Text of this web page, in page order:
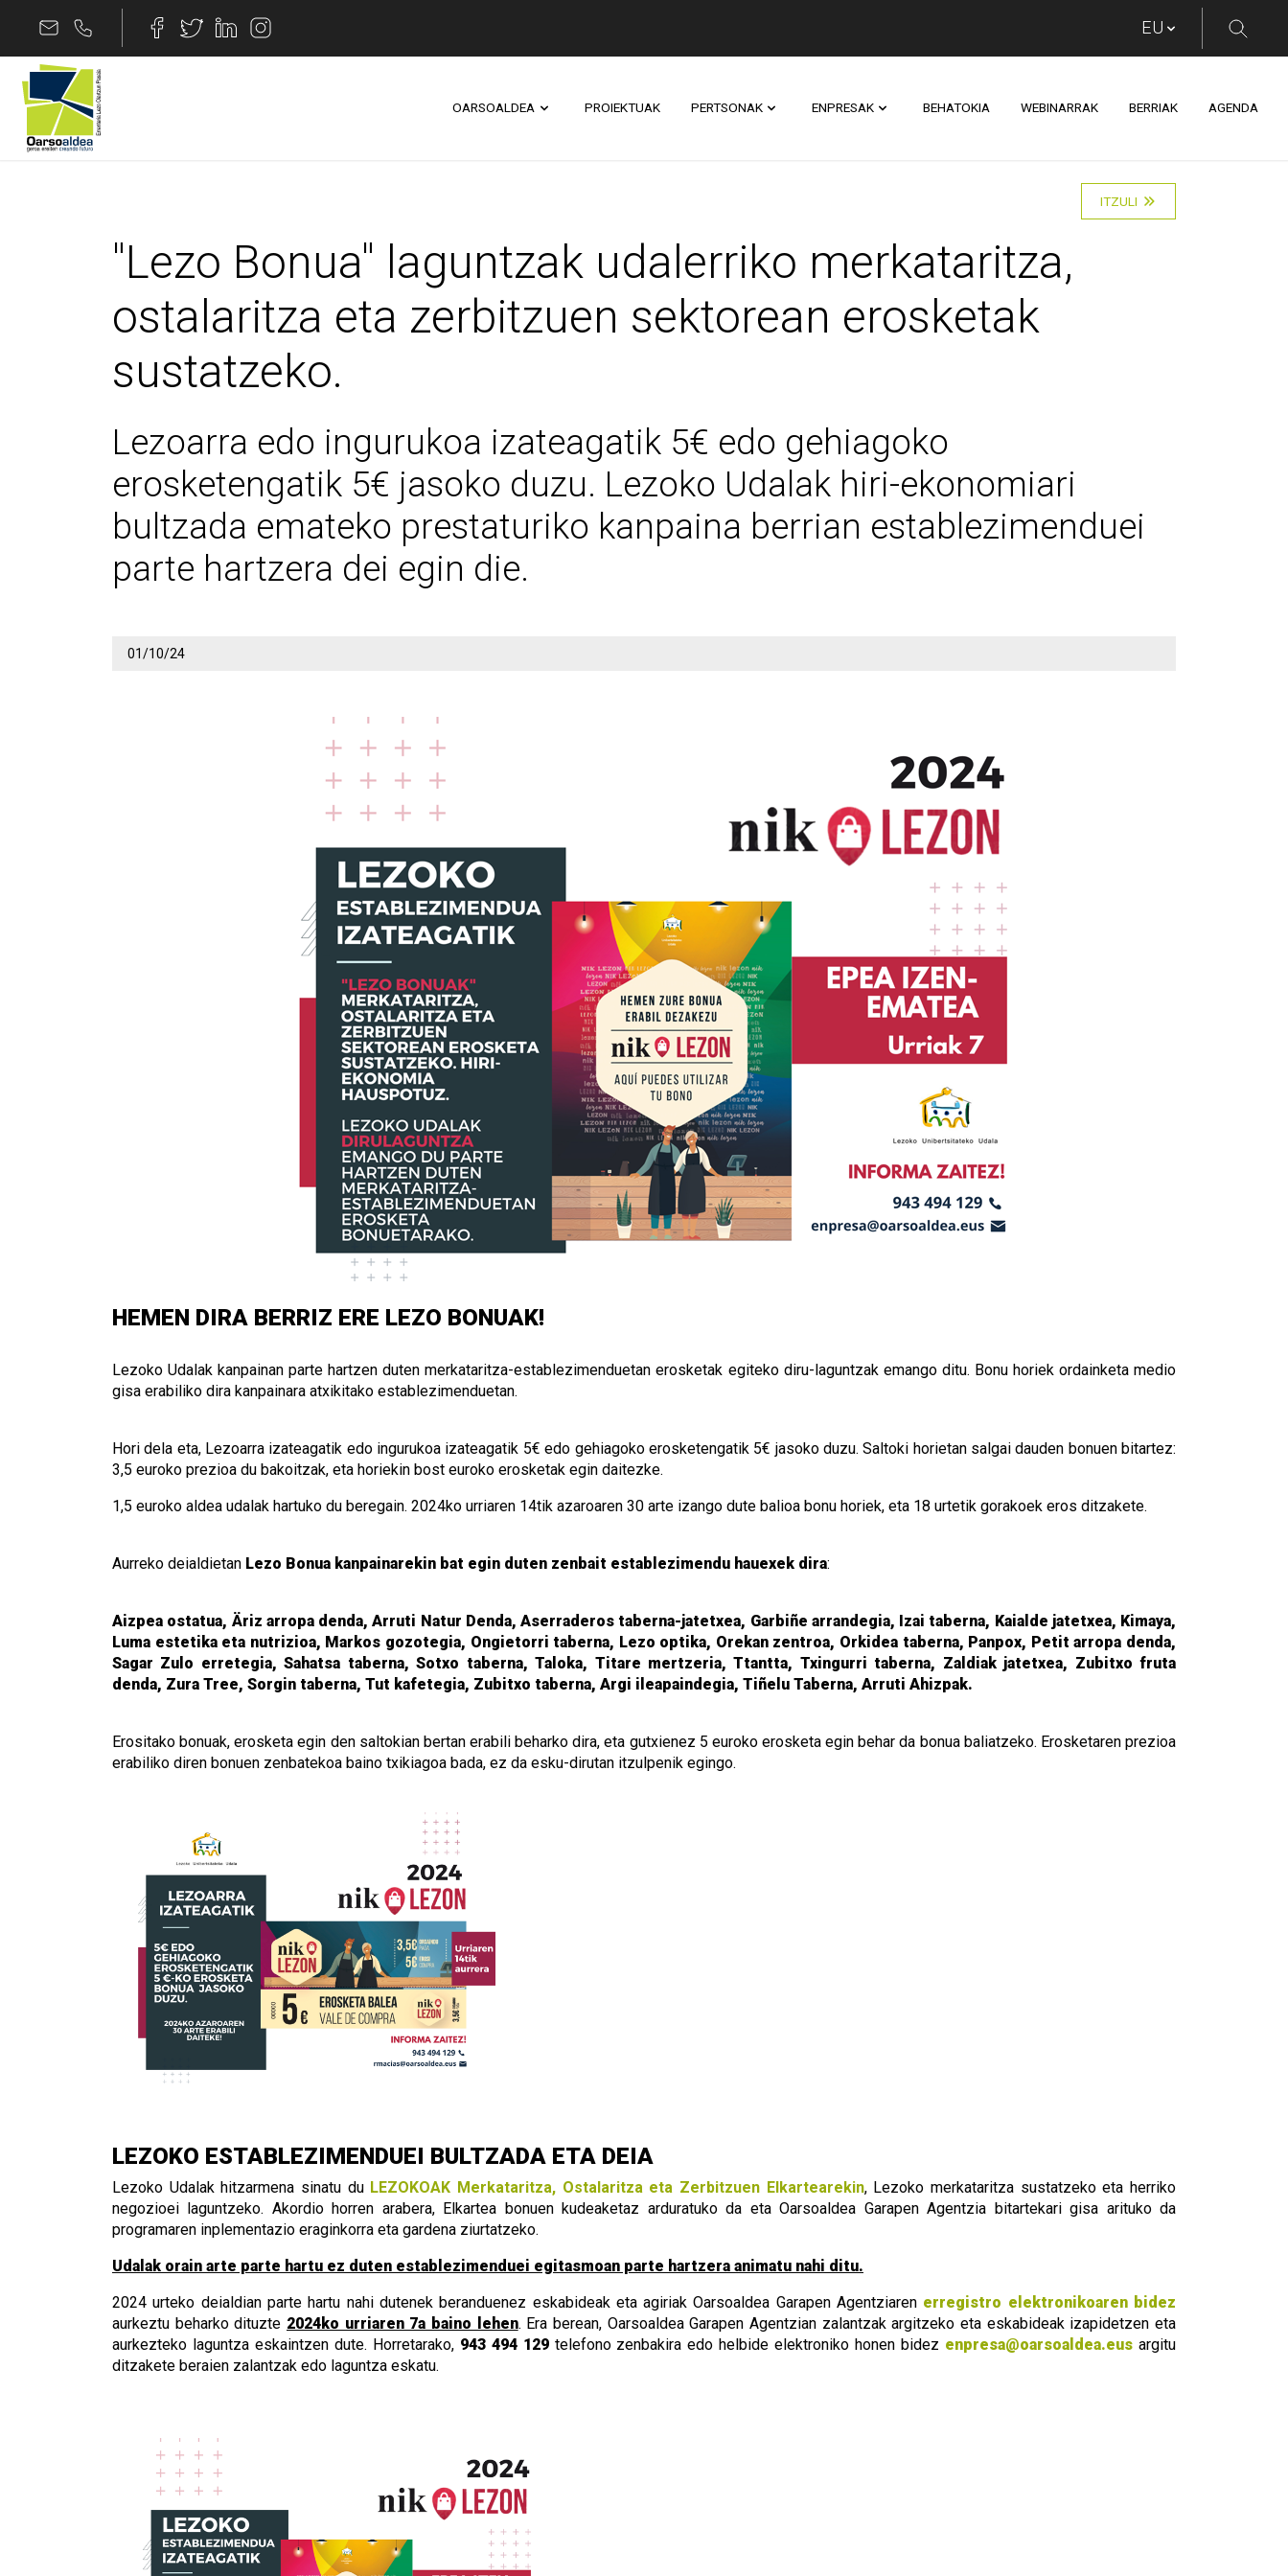
Edukira joan
OARSOALDEA PROIEKTUAK PERTSONAK ENPRESAK BEHATOKIA WEBINARRAK BERRIAK AGENDA
"Lezo Bonua" laguntzak udalerriko merkataritza, ostalaritza
ITZULI
"Lezo Bonua" laguntzak udalerriko merkataritza,
ostalaritza eta zerbitzuen sektorean erosketak
sustatzeko.
Lezoarra edo ingurukoa izateagatik 5€ edo gehiagoko
erosketengatik 5€ jasoko duzu. Lezoko Udalak hiri-ekonomiari
bultzada emateko prestaturiko kanpaina berrian establezimenduei
parte hartzera dei egin die.
01/10/24
HEMEN DIRA BERRIZ ERE LEZO BONUAK!
Lezoko Udalak kanpainan parte hartzen duten merkataritza-establezimenduetan erosketak egiteko diru-laguntzak emango ditu. Bonu horiek ordainketa medio
gisa erabiliko dira kanpainara atxikitako establezimenduetan.
Hori dela eta, Lezoarra izateagatik edo ingurukoa izateagatik 5€ edo gehiagoko erosketengatik 5€ jasoko duzu. Saltoki horietan salgai dauden bonuen bitartez:
3,5 euroko prezioa du bakoitzak, eta horiekin bost euroko erosketak egin daitezke.
1,5 euroko aldea udalak hartuko du beregain. 2024ko urriaren 14tik azaroaren 30 arte izango dute balioa bonu horiek, eta 18 urtetik gorakoek eros ditzakete.
Aurreko deialdietan Lezo Bonua kanpainarekin bat egin duten zenbait establezimendu hauexek dira:
Aizpea ostatua, Äriz arropa denda, Arruti Natur Denda, Aserraderos taberna-jatetxea, Garbiñe arrandegia, Izai taberna, Kaialde jatetxea, Kimaya,
Luma estetika eta nutrizioa, Markos gozotegia, Ongietorri taberna, Lezo optika, Orekan zentroa, Orkidea taberna, Panpox, Petit arropa denda,
Sagar Zulo erretegia, Sahatsa taberna, Sotxo taberna, Taloka, Titare mertzeria, Ttantta, Txingurri taberna, Zaldiak jatetxea, Zubitxo fruta
denda, Zura Tree, Sorgin taberna, Tut kafetegia, Zubitxo taberna, Argi ileapaindegia, Tiñelu Taberna, Arruti Ahizpak.
Erositako bonuak, erosketa egin den saltokian bertan erabili beharko dira, eta gutxienez 5 euroko erosketa egin behar da bonua baliatzeko. Erosketaren prezioa
erabiliko diren bonuen zenbatekoa baino txikiagoa bada, ez da esku-dirutan itzulpenik egingo.
LEZOKO ESTABLEZIMENDUEI BULTZADA ETA DEIA
Lezoko Udalak hitzarmena sinatu du LEZOKOAK Merkataritza, Ostalaritza eta Zerbitzuen Elkartearekin, Lezoko merkataritza sustatzeko eta herriko
negozioei laguntzeko. Akordio horren arabera, Elkartea bonuen kudeaketaz arduratuko da eta Oarsoaldea Garapen Agentzia bitartekari gisa arituko da
programaren inplementazio eraginkorra eta gardena ziurtatzeko.
Udalak orain arte parte hartu ez duten establezimenduei egitasmoan parte hartzera animatu nahi ditu.
2024 urteko deialdian parte hartu nahi dutenek beranduenez eskabideak eta agiriak Oarsoaldea Garapen Agentziaren erregistro elektronikoaren bidez
aurkeztu beharko dituzte 2024ko urriaren 7a baino lehen. Era berean, Oarsoaldea Garapen Agentzian zalantzak argitzeko eta eskabideak izapidetzen eta
aurkezteko laguntza eskaintzen dute. Horretarako, 943 494 129 telefono zenbakira edo helbide elektroniko honen bidez enpresa@oarsoaldea.eus argitu
ditzakete beraien zalantzak edo laguntza eskatu.